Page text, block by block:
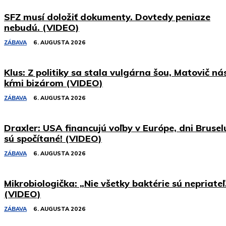
SFZ musí doložiť dokumenty. Dovtedy peniaze
nebudú. (VIDEO)
ZÁBAVA 6. AUGUSTA 2026
Klus: Z politiky sa stala vulgárna šou, Matovič
kŕmi bizárom (VIDEO)
ZÁBAVA 6. AUGUSTA 2026
Draxler: USA financujú voľby v Európe, dni
sú spočítané! (VIDEO)
ZÁBAVA 6. AUGUSTA 2026
Mikrobiologička: „Nie všetky baktérie sú
(VIDEO)
ZÁBAVA 6. AUGUSTA 2026